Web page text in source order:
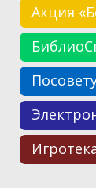
Акция